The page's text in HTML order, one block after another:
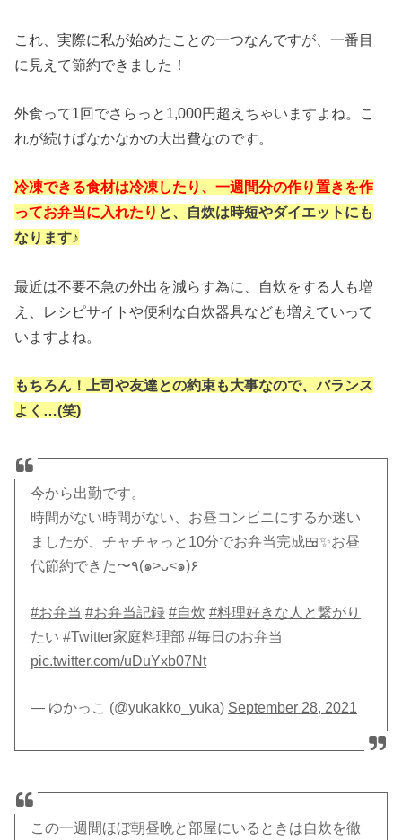
これ、実際に私が始めたことの一つなんですが、一番目
に見えて節約できました！
外食って1回でさらっと1,000円超えちゃいますよね。こ
れが続けばなかなかの大出費なのです。
冷凍できる食材は冷凍したり、一週間分の作り置きを作
ってお弁当に入れたり と、自炊は時短やダイエットにも
なります♪
最近は不要不急の外出を減らす為に、自炊をする人も増
え、レシピサイトや便利な自炊器具なども増えていって
いますよね。
もちろん！上司や友達との約束も大事なので、バランス
よく…(笑)
今から出勤です。
時間がない時間がない、お昼コンビニにするか迷い
ましたが、チャチャっと10分でお弁当完成🍱✨お昼
代節約できた〜٩(๑>ᴗ<๑)۶
#お弁当 #お弁当記録 #自炊 #料理好きな人と繋がり
たい #Twitter家庭料理部 #毎日のお弁当
pic.twitter.com/uDuYxb07Nt
— ゆかっこ (@yukakko_yuka) September 28, 2021
この一週間ほぼ朝昼晩と部屋にいるときは自炊を徹